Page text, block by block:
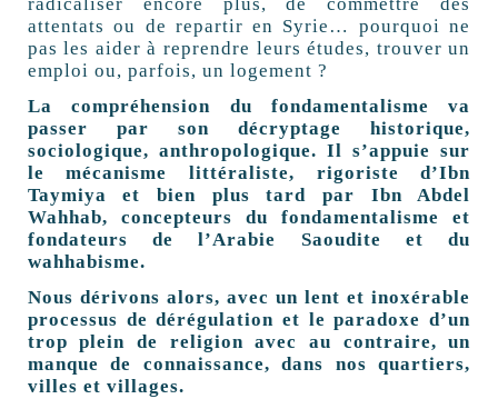
radicaliser encore plus, de commettre des
attentats ou de repartir en Syrie… pourquoi ne
pas les aider à reprendre leurs études, trouver un
emploi ou, parfois, un logement ?
La compréhension du fondamentalisme va
passer par son décryptage historique,
sociologique, anthropologique. Il s’appuie sur
le mécanisme littéraliste, rigoriste d’Ibn
Taymiya et bien plus tard par Ibn Abdel
Wahhab, concepteurs du fondamentalisme et
fondateurs de l’Arabie Saoudite et du
wahhabisme.
Nous dérivons alors, avec un lent et inoxérable
processus de dérégulation et le paradoxe d’un
trop plein de religion avec au contraire, un
manque de connaissance, dans nos quartiers,
villes et villages.